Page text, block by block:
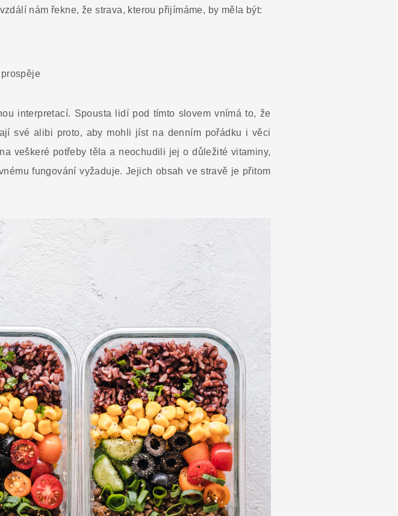
nám řekne, že strava, kterou přijímáme, by měla být:
interpretací. Spousta lidí pod tímto slovem vnímá to, že
své alibi proto, aby mohli jíst na denním pořádku i věci
veškeré potřeby těla a neochudili jej o důležité vitaminy,
fungování vyžaduje. Jejich obsah ve stravě je přitom